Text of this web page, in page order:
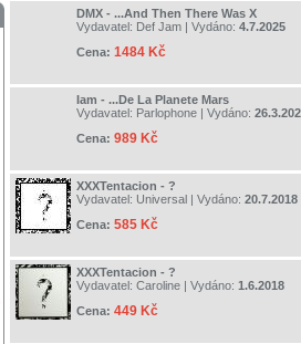
DMX - ...And Then There Was X
Vydavatel: Def Jam | Vydáno: 4.7.2025
Cena: 1484 Kč
Iam - ...De La Planete Mars
Vydavatel: Parlophone | Vydáno:
Cena: 989 Kč
XXXTentacion - ?
Vydavatel: Universal | Vydáno: 20.7.2018
Cena: 585 Kč
XXXTentacion - ?
Vydavatel: Caroline | Vydáno: 1.6.2018
Cena: 449 Kč